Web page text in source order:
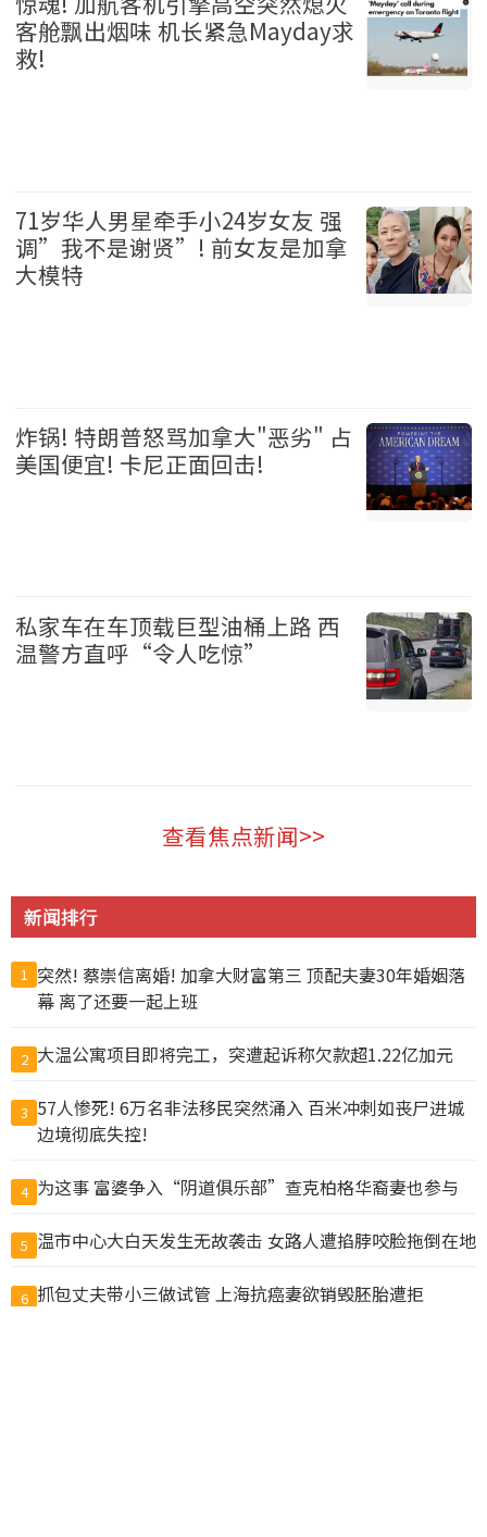
客舱飘出烟味 机长紧急Mayday求
救!
71岁华人男星牵手小24岁女友 强
调”我不是谢贤”! 前女友是加拿
大模特
炸锅! 特朗普怒骂加拿大"恶劣" 占
美国便宜! 卡尼正面回击!
私家车在车顶载巨型油桶上路 西
温警方直呼“令人吃惊”
查看焦点新闻>>
新闻排行
1 突然! 蔡崇信离婚! 加拿大财富第三 顶配夫妻30年婚姻落
幕 离了还要一起上班
2 大温公寓项目即将完工，突遭起诉称欠款超1.22亿加元
3 57人惨死! 6万名非法移民突然涌入 百米冲刺如丧尸进城
边境彻底失控!
4 为这事 富婆争入“阴道俱乐部”查克柏格华裔妻也参与
5 温市中心大白天发生无故袭击 女路人遭掐脖咬脸拖倒在地
6 抓包丈夫带小三做试管 上海抗癌妻欲销毁胚胎遭拒